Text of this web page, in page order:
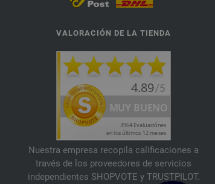
VALORACIÓN DE LA TIENDA
Nuestra empresa recopila calificaciones a
través de los proveedores de servicios
independientes SHOPVOTE y TRUSTPILOT.